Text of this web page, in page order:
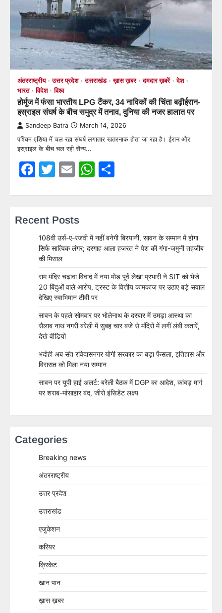
अंतरराष्ट्रीय उत्तर प्रदेश उत्तराखंड ख़ास ख़बर दमदार ख़बरें
देश
भारत
विदेश विश्व
होर्मुज में फंसा भारतीय LPG टैंकर, 34 नाविकों की चिंता बढ़ीईरान-
इस्राइल संघर्ष के बीच समुद्र में तनाव, दुनिया की नजर हालात पर
Sandeep Batra March 14, 2026
पश्चिम एशिया में चल रहा संघर्ष लगातार खतरनाक होता जा रहा है। ईरान और
इस्राइल के बीच चल रही सैन्य…
Facebook
Twitter
EmailWhatsApp
Recent Posts
108वी उर्स-ए-रजवी में नहीं बनेगी बिरयानी, सावन के सम्मान में होगा
सिर्फ सात्विक लंगर; दरगाह आला हजरत ने पेश की गंगा-जमुनी तहजीब
की मिसाल
राम मंदिर चढ़ावा विवाद में नया मोड़ पूर्व लेखा प्रभारी ने SIT को भेजे
20 बिंदुओं वाले आरोप, ट्रस्ट के वित्तीय कामकाज पर उठाए बड़े सवाल
देखिए स्वाभिमान टीवी पर
सावन के पहले सोमवार पर भोलेनाथ के दरबार में उमड़ा आस्था का
सैलाब नाथ नगरी बरेली में सुबह चार बजे से मंदिरों में लगीं लंबी कतारें,
देखे वीडियो
भदोही अब संत रविदासनगर योगी सरकार का बड़ा फैसला, इतिहास और
विरासत को मिला नया सम्मान
सावन पर यूपी हाई अलर्ट: बरेली बैठक में DGP का आदेश, कांवड़ मार्ग
पर शराब-मांसाहार बंद, जीरो इंसिडेंट लक्ष्य
Categories
Breaking news
अंतरराष्ट्रीय
उत्तर प्रदेश
उत्तराखंड
एजुकेशन
करियर
क्रिकेट
खान पान
ख़ास ख़बर